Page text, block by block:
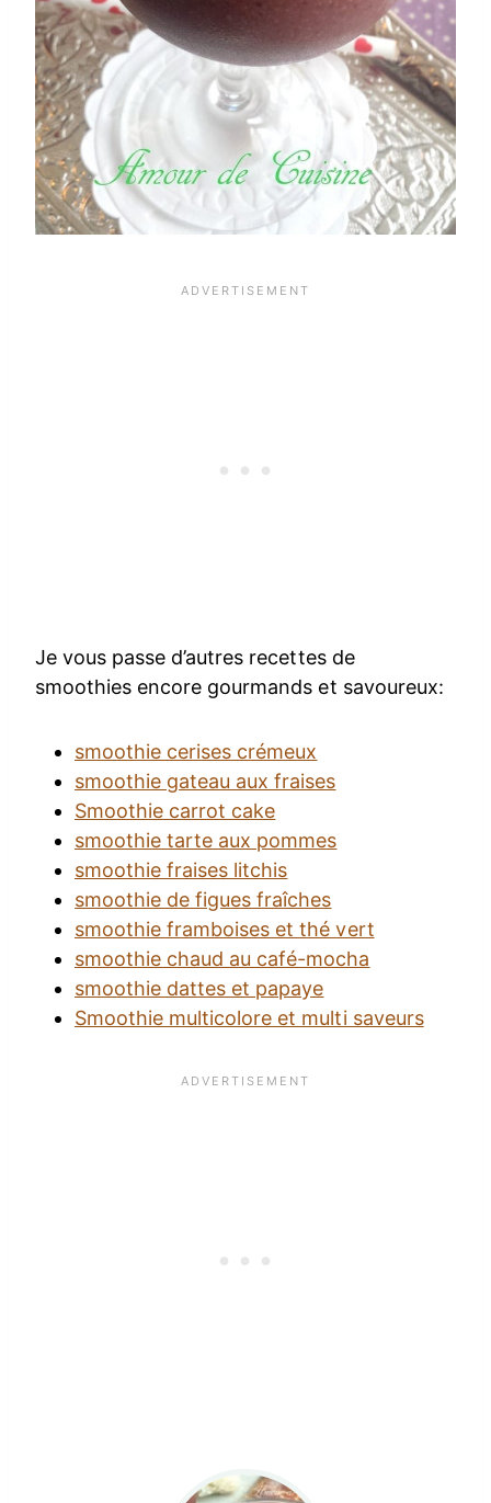
Je vous passe d’autres recettes de
smoothies encore gourmands et savoureux:
smoothie cerises crémeux
smoothie gateau aux fraises
Smoothie carrot cake
smoothie tarte aux pommes
smoothie fraises litchis
smoothie de figues fraîches
smoothie framboises et thé vert
smoothie chaud au café-mocha
smoothie dattes et papaye
Smoothie multicolore et multi saveurs